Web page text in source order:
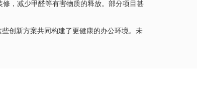
，减少甲醛等有害物质的释放。部分项目甚
创新方案共同构建了更健康的办公环境。未